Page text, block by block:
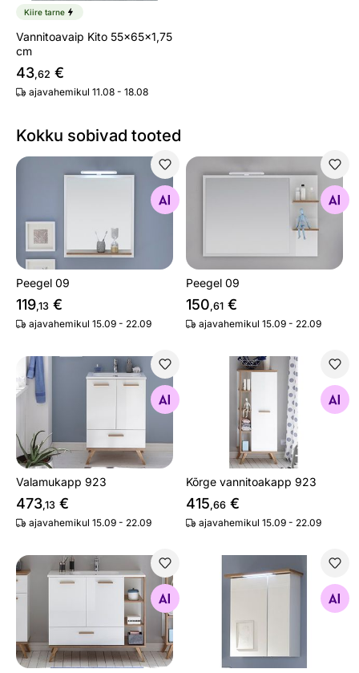
Kiire tarne
Vannitoavaip Kito 55x65x1,75
cm
43,62 €
ajavahemikul 11.08 - 18.08
Kokku sobivad tooted
Peegel 09
119,13 €
ajavahemikul 15.09 - 22.09
Peegel 09
Otsi sarnaseid
Peegel 09
150,61 €
ajavahemikul 15.09 - 22.09
Valamukapp 923
Valamukapp 923
473,13 €
ajavahemikul 15.09 - 22.09
Kõrge vannitoakapp 923
Otsi sarnaseid
Kõrge vannitoakapp 923
415,66 €
ajavahemikul 15.09 - 22.09
Valamukapp 923
Otsi sarnaseid
LED-valgustiga peegelkapp